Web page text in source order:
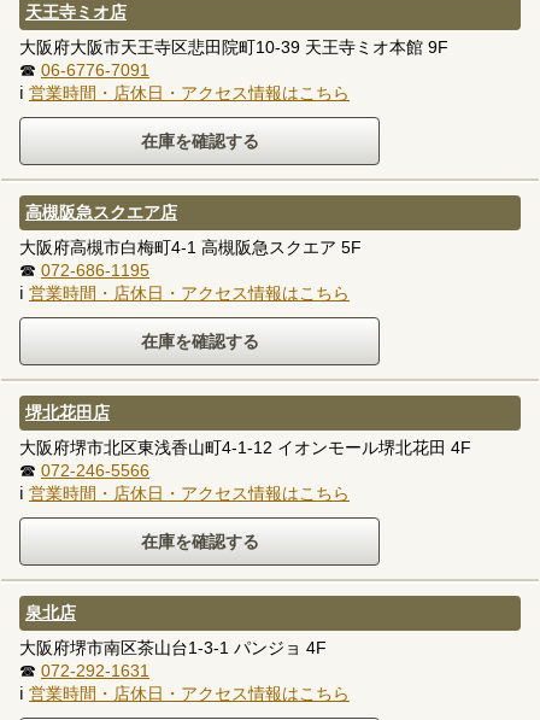
天王寺ミオ店
大阪府大阪市天王寺区悲田院町10-39 天王寺ミオ本館 9F
☎ 06-6776-7091
ℹ 営業時間・店休日・アクセス情報はこちら
高槻阪急スクエア店
大阪府高槻市白梅町4-1 高槻阪急スクエア 5F
☎ 072-686-1195
ℹ 営業時間・店休日・アクセス情報はこちら
堺北花田店
大阪府堺市北区東浅香山町4-1-12 イオンモール堺北花田 4F
☎ 072-246-5566
ℹ 営業時間・店休日・アクセス情報はこちら
泉北店
大阪府堺市南区茶山台1-3-1 パンジョ 4F
☎ 072-292-1631
ℹ 営業時間・店休日・アクセス情報はこちら